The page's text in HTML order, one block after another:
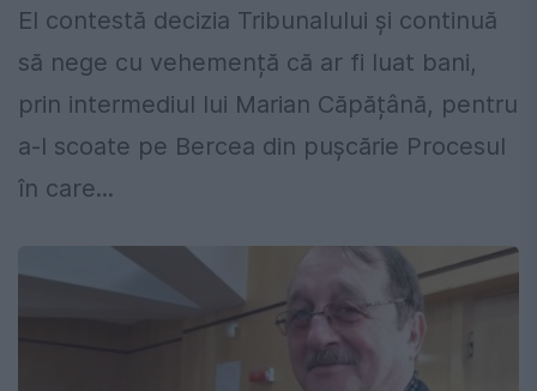
El contestă decizia Tribunalului și continuă
să nege cu vehemență că ar fi luat bani,
prin intermediul lui Marian Căpățână, pentru
a-l scoate pe Bercea din pușcărie Procesul
în care...